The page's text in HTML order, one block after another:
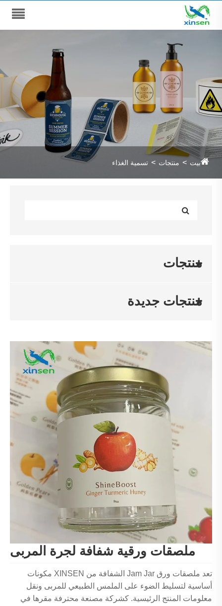
بيت منتجات تسمية الغذاء
منتجات
منتجات جديدة
ملصقات ورقية شفافة لجرة المربى
تعد ملصقات ورق Jam Jar الشفافة من XINSEN مكونات
أساسية لتسليط الضوء على الملمس الطبيعي للمربى ونقل
معلومات المنتج الرئيسية. كشركة مصنعة محترفة مقرها في